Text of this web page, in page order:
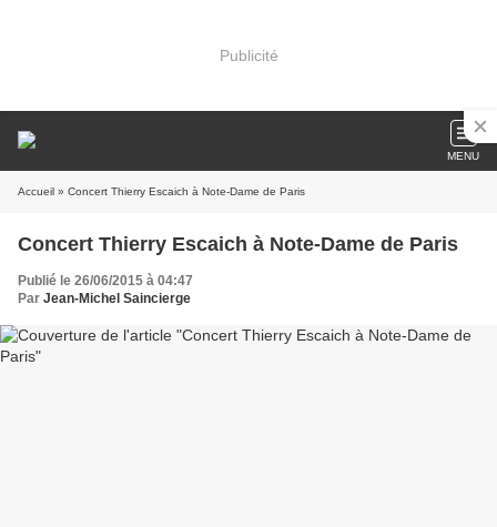
Publicité
MENU
Accueil » Concert Thierry Escaich à Note-Dame de Paris
Concert Thierry Escaich à Note-Dame de Paris
Publié le 26/06/2015 à 04:47
Par Jean-Michel Saincierge